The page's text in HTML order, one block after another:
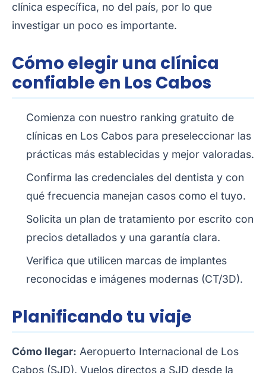
clínica específica, no del país, por lo que
investigar un poco es importante.
Cómo elegir una clínica
confiable en Los Cabos
Comienza con nuestro ranking gratuito de
clínicas en Los Cabos para preseleccionar las
prácticas más establecidas y mejor valoradas.
Confirma las credenciales del dentista y con
qué frecuencia manejan casos como el tuyo.
Solicita un plan de tratamiento por escrito con
precios detallados y una garantía clara.
Verifica que utilicen marcas de implantes
reconocidas e imágenes modernas (CT/3D).
Planificando tu viaje
Cómo llegar: Aeropuerto Internacional de Los
Cabos (SJD). Vuelos directos a SJD desde la